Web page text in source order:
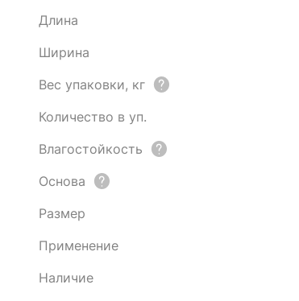
Длина
Ширина
Вес упаковки, кг
Количество в уп.
Влагостойкость
Основа
Размер
Применение
Наличие